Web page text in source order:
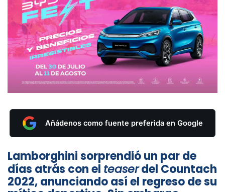
Añádenos como fuente preferida en Google
Lamborghini sorprendió un par de
días atrás con el teaserdel Countach
2022, anunciando así el regreso de su